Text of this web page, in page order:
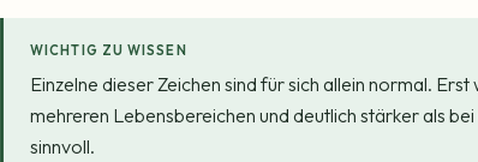
WICHTIG ZU WISSEN
Einzelne dieser Zeichen sind für sich allein normal.
mehreren Lebensbereichen und deutlich stärker als
sinnvoll.